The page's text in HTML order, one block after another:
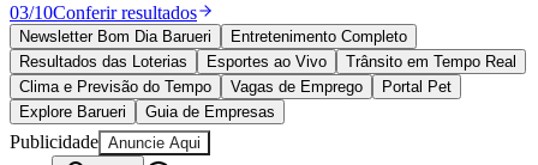
Esportes
Saúde
Segurança
Cultura
Meio Ambiente
Obras
Educação
03/10Conferir resultados
Newsletter Bom Dia Barueri
Entretenimento Completo
Resultados das Loterias
Esportes ao Vivo
Trânsito em Tempo Real
Clima e Previsão do Tempo
Vagas de Emprego
Portal Pet
Explore Barueri
Guia de Empresas
Publicidade Anuncie Aqui